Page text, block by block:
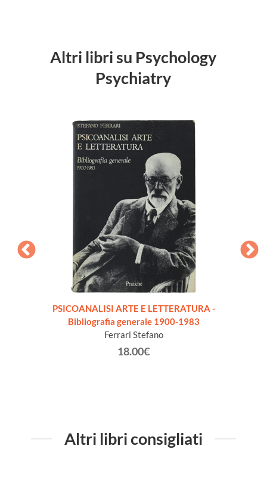
Altri libri su Psychology
Psychiatry
PSICOANALISI ARTE E LETTERATURA -
Bibliografia generale 1900-1983
Ferrari Stefano
18.00€
Altri libri consigliati